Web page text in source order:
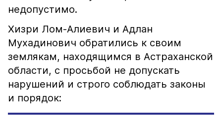
недопустимо.
Хизри Лом-Алиевич и Адлан
Мухадинович обратились к своим
землякам, находящимся в Астраханской
области, с просьбой не допускать
нарушений и строго соблюдать законы
и порядок: